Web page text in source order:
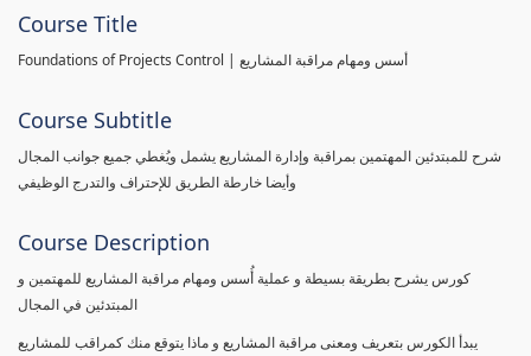
Course Title
Foundations of Projects Control | أسس ومهام مراقبة المشاريع
Course Subtitle
شرح للمبتدئين المهتمين بمراقبة وإدارة المشاريع يشمل ويُغطي جميع جوانب المجال
وأيضا خارطة الطريق للإحتراف والتدرج الوظيفي
Course Description
كورس يشرح بطريقة بسيطة و عملية أُسس ومهام مراقبة المشاريع للمهتمين و
المبتدئين في المجال
يبدأ الكورس بتعريف ومعنى مراقبة المشاريع و ماذا يتوقع منك كمراقب للمشاريع